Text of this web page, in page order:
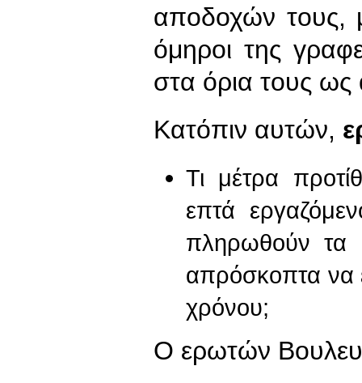
αποδοχών τους,
όμηροι της
στα όρια τους ως
Κατόπιν αυτών,
Τι μέτρα
επτά
πληρωθούν τα
απρόσκοπτα να
χρόνου;
Ο ερωτών